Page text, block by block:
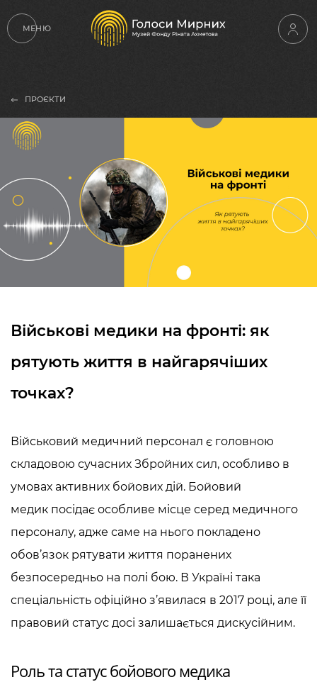
МЕНЮ
ПРОЄКТИ
Військові медики на фронті: як
рятують життя в найгарячіших
точках?
Військовий медичний персонал є головною
складовою сучасних Збройних сил, особливо в
умовах активних бойових дій. Бойовий
медик посідає особливе місце серед медичного
персоналу, адже саме на нього покладено
обов’язок рятувати життя поранених
безпосередньо на полі бою. В Україні така
спеціальність офіційно з’явилася в 2017 році, але її
правовий статус досі залишається дискусійним.
Роль та статус бойового медика